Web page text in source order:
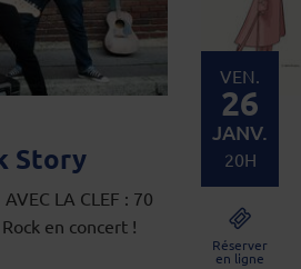
Story
LA CLEF : 70
en concert !
VEN.
26
JANV.
20H
Réserver
en ligne